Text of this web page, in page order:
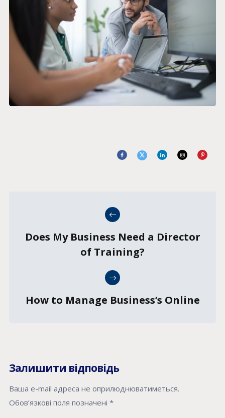
Does My Business Need a Director
of Training?
How to Manage Business’s Online
Залишити відповідь
Ваша e-mail адреса не оприлюднюватиметься.
Обов’язкові поля позначені *